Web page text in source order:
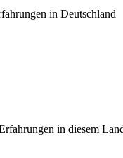
in Deutschland
in diesem